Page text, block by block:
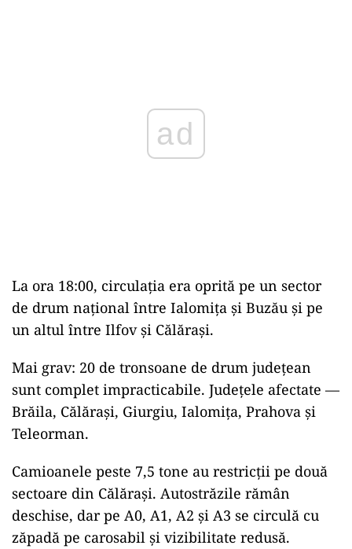
ad
La ora 18:00, circulația era oprită pe un sector
de drum național între Ialomița și Buzău și pe
un altul între Ilfov și Călărași.
Mai grav: 20 de tronsoane de drum județean
sunt complet impracticabile. Județele afectate —
Brăila, Călărași, Giurgiu, Ialomița, Prahova și
Teleorman.
Camioanele peste 7,5 tone au restricții pe două
sectoare din Călărași. Autostrăzile rămân
deschise, dar pe A0, A1, A2 și A3 se circulă cu
zăpadă pe carosabil și vizibilitate redusă.